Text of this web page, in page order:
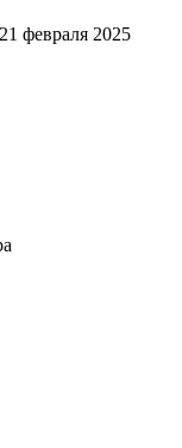
21 февраля 2025